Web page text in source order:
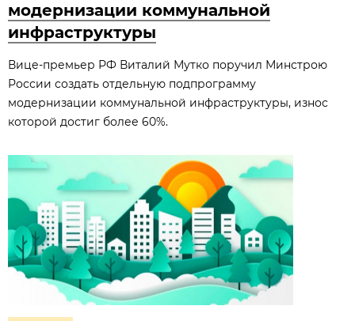
модернизации коммунальной
инфраструктуры
Вице-премьер РФ Виталий Мутко поручил Минстрою
России создать отдельную подпрограмму
модернизации коммунальной инфраструктуры, износ
которой достиг более 60%.